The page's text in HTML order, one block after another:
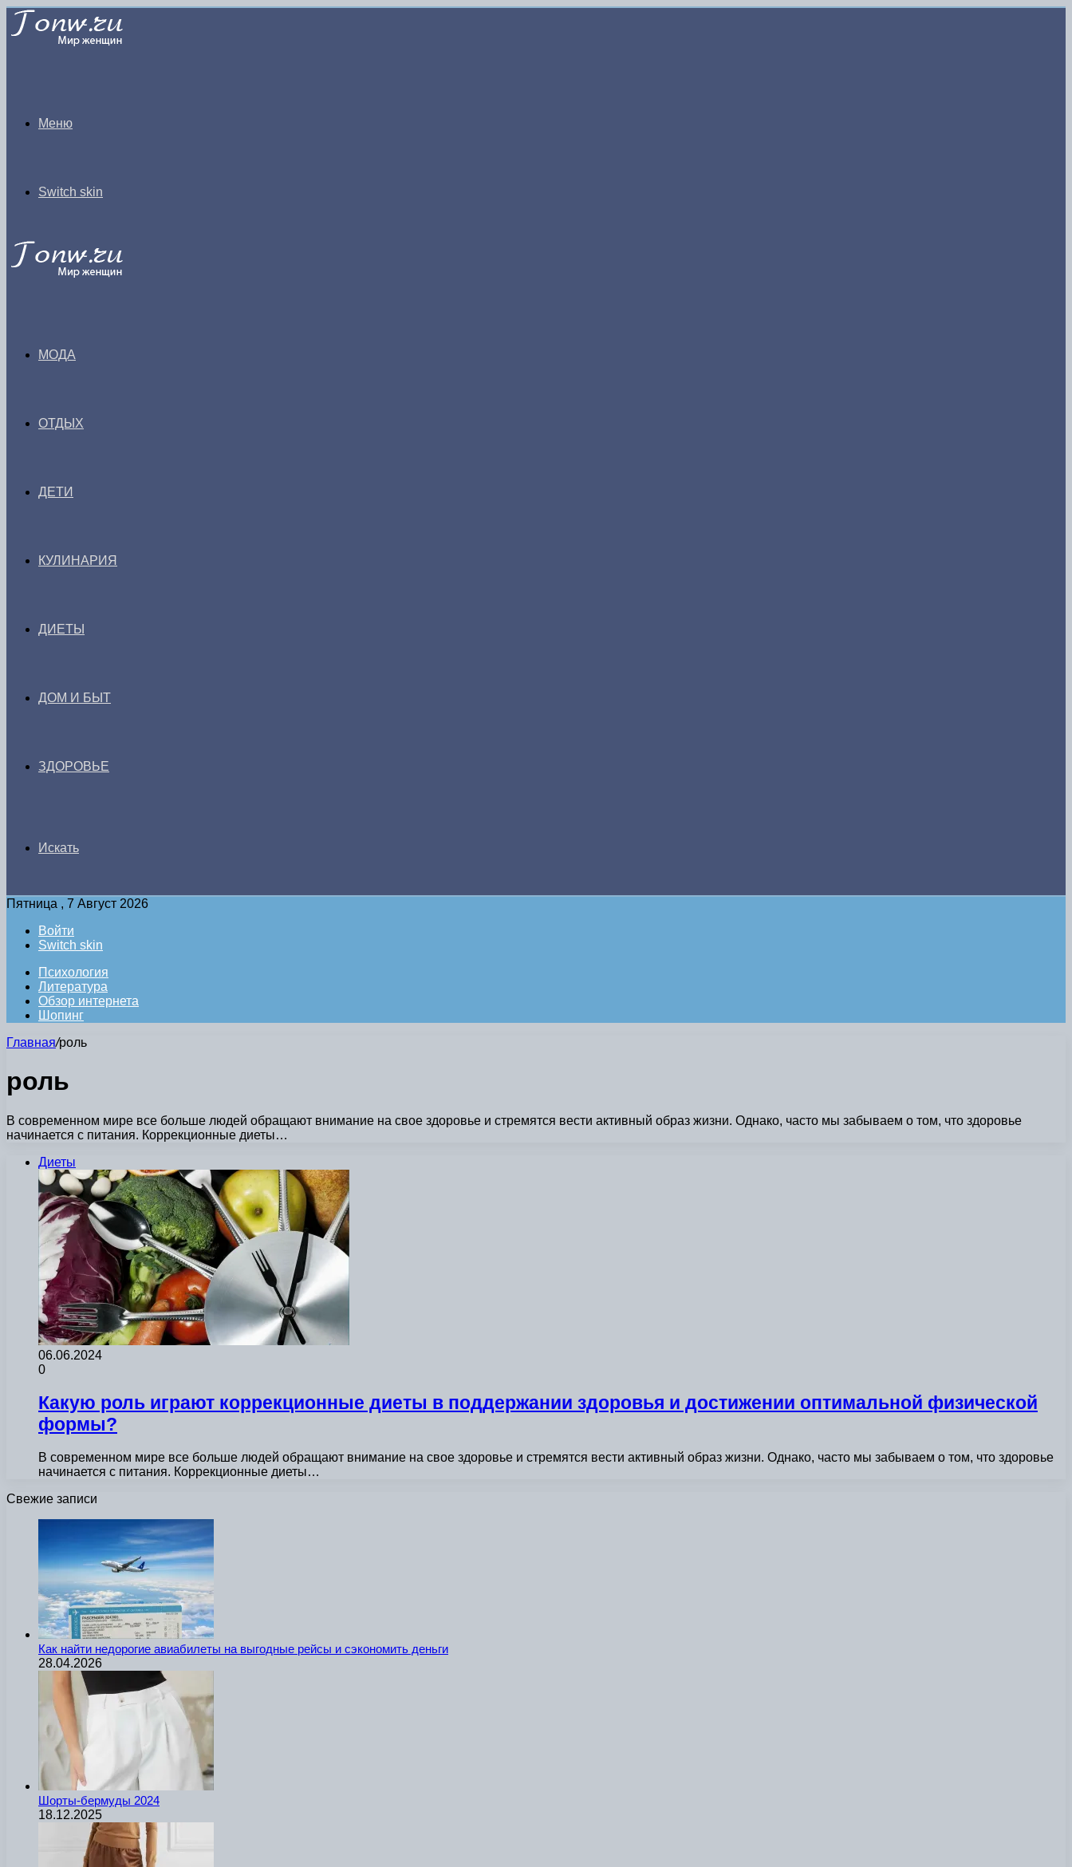
Меню
Switch skin
МОДА
ОТДЫХ
ДЕТИ
КУЛИНАРИЯ
ДИЕТЫ
ДОМ И БЫТ
ЗДОРОВЬЕ
Искать
Пятница , 7 Август 2026
Войти
Switch skin
Психология
Литература
Обзор интернета
Шопинг
Главная/роль
роль
В современном мире все больше людей обращают внимание на свое здоровье и стремятся вести активный образ жизни. Однако, часто мы забываем о том, что здоровье
начинается с питания. Коррекционные диеты…
Диеты
06.06.2024
0
Какую роль играют коррекционные диеты в поддержании здоровья и достижении оптимальной физической
формы?
В современном мире все больше людей обращают внимание на свое здоровье и стремятся вести активный образ жизни. Однако, часто мы забываем о том, что здоровье
начинается с питания. Коррекционные диеты…
Свежие записи
Как найти недорогие авиабилеты на выгодные рейсы и сэкономить деньги
28.04.2026
Шорты-бермуды 2024
18.12.2025